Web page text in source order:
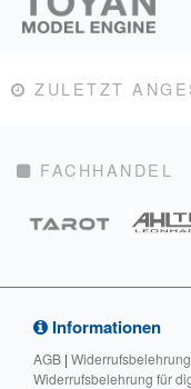
ZULETZT
FACHHANDEL
Informationen
AGB |
Widerrufsbelehrung für